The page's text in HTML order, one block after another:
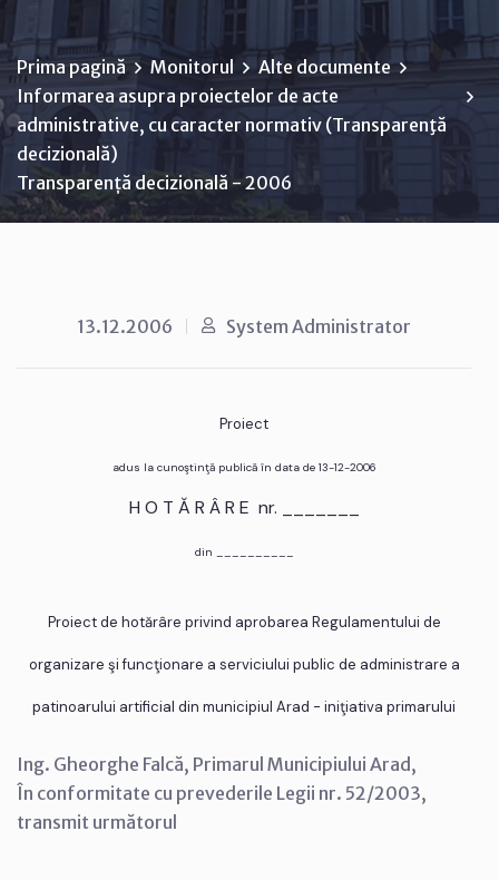
Prima pagină Monitorul
Alte documente
Informarea asupra proiectelor de acte
administrative, cu caracter normativ (Transparenţă
decizională)
Transparență decizională - 2006
13.12.2006 System Administrator
Proiect
adus la cunoştinţă publică în data de 13-12-2006
H O T Ă R Â R E nr. _______
din __________
Proiect de hotărâre privind aprobarea Regulamentului de
organizare şi funcţionare a serviciului public de administrare a
patinoarului artificial din municipiul Arad - iniţiativa primarului
Ing. Gheorghe Falcă, Primarul Municipiului Arad,
În conformitate cu prevederile Legii nr. 52/2003,
transmit următorul